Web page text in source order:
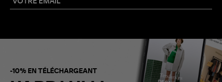
-10% EN TÉLÉCHARGEANT